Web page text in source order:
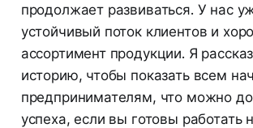
продолжает развиваться. У нас
устойчивый поток клиентов и
ассортимент продукции. Я
историю, чтобы показать всем
предпринимателям, что можно
успеха, если вы готовы работать